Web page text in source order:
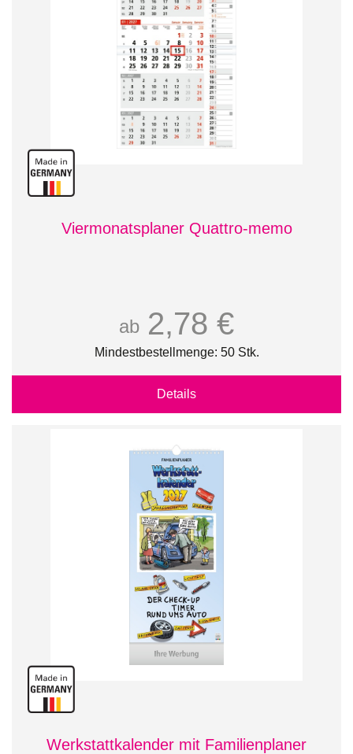
Viermonatsplaner Quattro-memo
ab 2,78 €
Mindestbestellmenge: 50 Stk.
Details
Werkstattkalender mit Familienplaner